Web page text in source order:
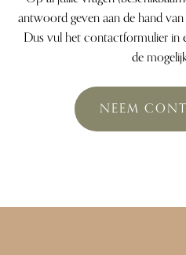
antwoord geven aan de hand
Dus vul het contactformulier in
de
NEEM